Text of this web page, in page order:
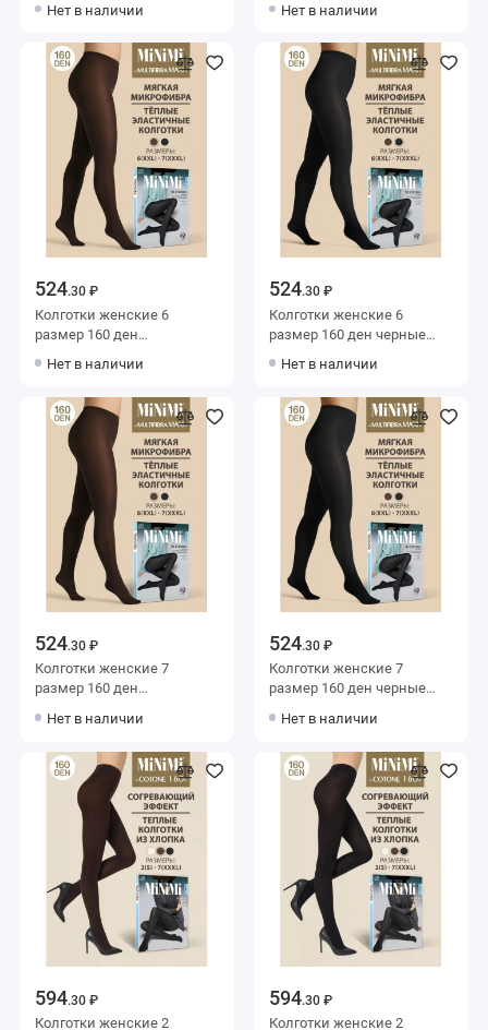
Нет в наличии
Нет в наличии
524.30 ₽
Колготки женские 6
размер 160 ден
Нет в наличии
524.30 ₽
Колготки женские 6
размер 160 ден черные
Нет в наличии
524.30 ₽
Колготки женские 7
размер 160 ден
Нет в наличии
524.30 ₽
Колготки женские 7
размер 160 ден черные
Нет в наличии
594.30 ₽
Колготки женские 2
594.30 ₽
Колготки женские 2